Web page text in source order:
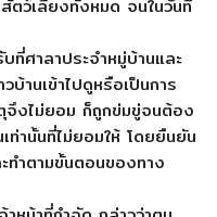
ตว์เลี้ยงทั้งหมด จนในวันที่
ที่ศาลาประจำหมู่บ้านและ
านเข้าไปดูหรือเป็นการ
ตุจึงไม่ยอม ก็ถูกข่มขู่จนต้อง
ท่านั้นที่ไม่ยอมให้ โดยยืนยัน
ทำตามขั้นตอนของทาง